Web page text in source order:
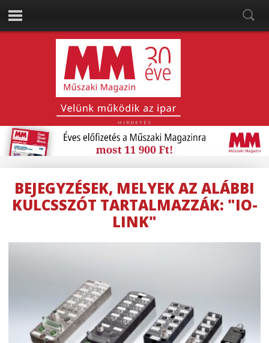
HIRDETÉS
BEJEGYZÉSEK, MELYEK AZ ALÁBBI
KULCSSZÓT TARTALMAZZÁK: "IO-
LINK"